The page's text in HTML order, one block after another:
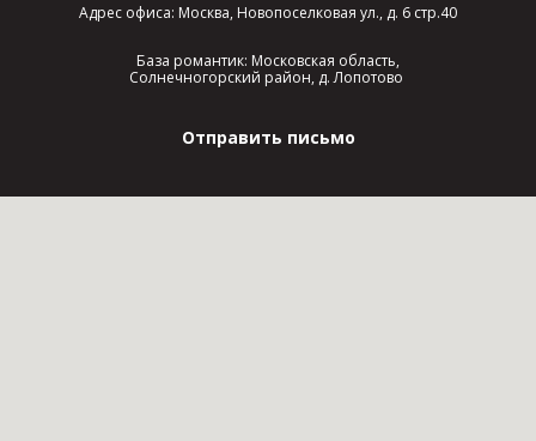
Адрес офиса: Москва, Новопоселковая ул., д. 6 стр.40
База романтик: Московская область,
Солнечногорский район, д. Лопотово
Отправить письмо